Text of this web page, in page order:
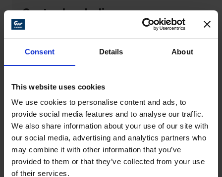
Consent Details About
This website uses cookies
We use cookies to personalise content and ads, to
provide social media features and to analyse our traffic.
We also share information about your use of our site with
our social media, advertising and analytics partners who
may combine it with other information that you’ve
provided to them or that they’ve collected from your use
of their services.
Cartucho de lixa
Cartucho de lixa para aplicação industrial Para tarefas de
VER PRODUTO